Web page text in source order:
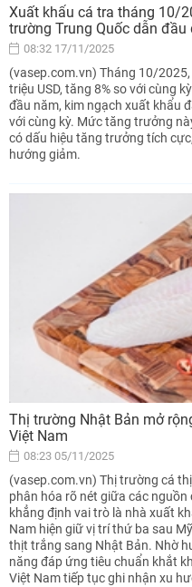
Xuất khẩu cá tra tháng 10/
trường Trung Quốc dẫn đầu
08:32 17/11/2025
(vasep.com.vn) Tháng 10/
triệu USD, tăng 8% so với cùng
đầu năm, kim ngạch xuất khẩu
với cùng kỳ. Mức tăng trưởng
có dấu hiệu tăng trưởng tích
hướng giảm.
Thị trường Nhật Bản mở
Việt Nam
08:23 05/11/2025
(vasep.com.vn) Thị trường cá
phân hóa rõ nét giữa các
khẳng định vai trò là nhà xuất
Nam hiện giữ vị trí thứ ba sau
thịt trắng sang Nhật Bản. Nhờ
năng đáp ứng tiêu chuẩn khắt
Việt Nam tiếp tục ghi nhận xu